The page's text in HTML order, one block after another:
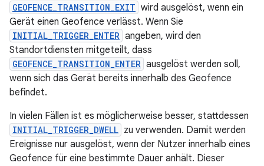
GEOFENCE_TRANSITION_EXIT wird ausgelöst, wenn ein
Gerät einen Geofence verlässt. Wenn Sie
INITIAL_TRIGGER_ENTER angeben, wird den
Standortdiensten mitgeteilt, dass
GEOFENCE_TRANSITION_ENTER ausgelöst werden soll,
wenn sich das Gerät bereits innerhalb des Geofence
befindet.
In vielen Fällen ist es möglicherweise besser, stattdessen
INITIAL_TRIGGER_DWELL zu verwenden. Damit werden
Ereignisse nur ausgelöst, wenn der Nutzer innerhalb eines
Geofence für eine bestimmte Dauer anhält. Dieser